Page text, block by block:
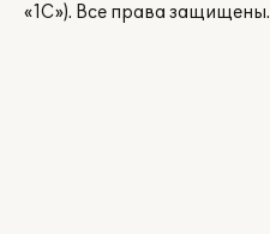
«1С»). Все права защищены.